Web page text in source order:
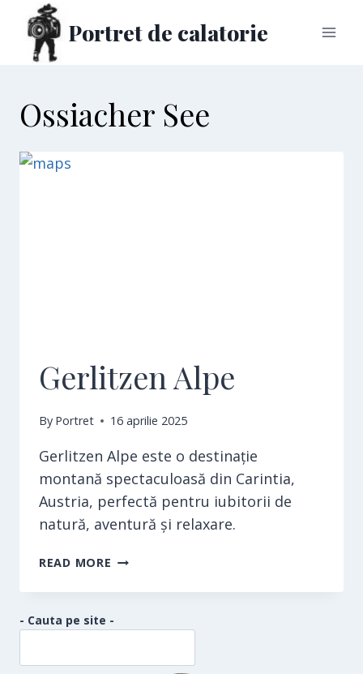
content
Portret de calatorie
Ossiacher See
Gerlitzen Alpe
By Portret 16 aprilie 2025
Gerlitzen Alpe este o destinație
montană spectaculoasă din Carintia,
Austria, perfectă pentru iubitorii de
natură, aventură și relaxare.
READ MORE GERLITZEN
- Cauta pe site -